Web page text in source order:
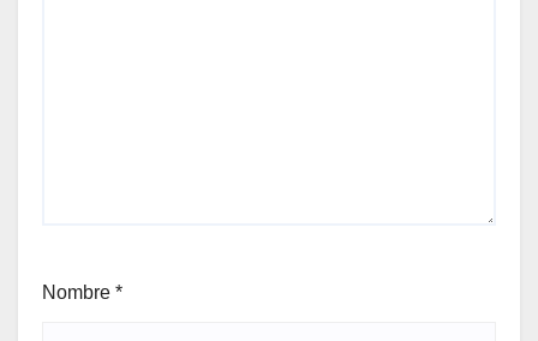
Nombre *